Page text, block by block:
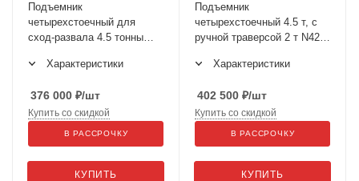
Подъемник
четырехстоечный для
сход-развала 4.5 тонны
Характеристики
376 000 ₽/шт
КУПИТЬ
Купить со скидкой
В РАССРОЧКУ
Подъемник
четырехстоечный 4.5 т, c
ручной траверсой 2 т N423,
Характеристики
402 500 ₽/шт
КУПИТЬ
Купить со скидкой
В РАССРОЧКУ